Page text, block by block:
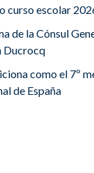
curso escolar
de la Cónsul
Ducrocq
como el 7º
de España